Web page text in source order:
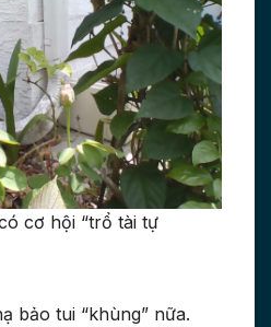
cơ hội “trổ tài tự
bảo tui “khùng” nữa.